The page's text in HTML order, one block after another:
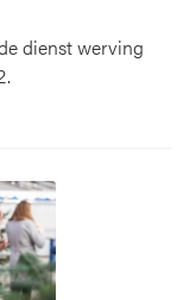
dienst werving